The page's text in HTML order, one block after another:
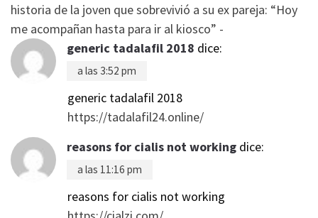
historia de la joven que sobrevivió a su ex pareja: “Hoy
me acompañan hasta para ir al kiosco” -
generic tadalafil 2018 dice:
a las 3:52 pm
generic tadalafil 2018
https://tadalafil24.online/
reasons for cialis not working dice:
a las 11:16 pm
reasons for cialis not working